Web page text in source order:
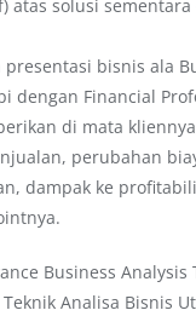
atas solusi sementara
bisnis ala
dengan Financial
di mata
perubahan
dampak ke
Business Analysis
Analisa Bisnis